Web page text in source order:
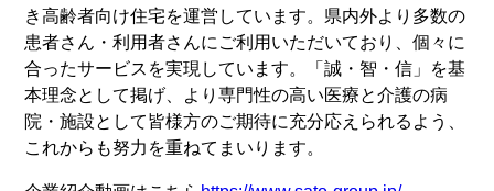
き高齢者向け住宅を運営しています。県内外より多数の
患者さん・利用者さんにご利用いただいており、個々に
合ったサービスを実現しています。「誠・智・信」を基
本理念として掲げ、より専門性の高い医療と介護の病
院・施設として皆様方のご期待に充分応えられるよう、
これからも努力を重ねてまいります。